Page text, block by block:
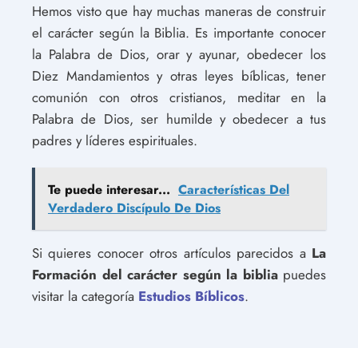
Hemos visto que hay muchas maneras de construir
el carácter según la Biblia. Es importante conocer
la Palabra de Dios, orar y ayunar, obedecer los
Diez Mandamientos y otras leyes bíblicas, tener
comunión con otros cristianos, meditar en la
Palabra de Dios, ser humilde y obedecer a tus
padres y líderes espirituales.
Te puede interesar... Características Del
Verdadero Discípulo De Dios
Si quieres conocer otros artículos parecidos a La
Formación del carácter según la bibliapuedes
visitar la categoría Estudios Bíblicos.